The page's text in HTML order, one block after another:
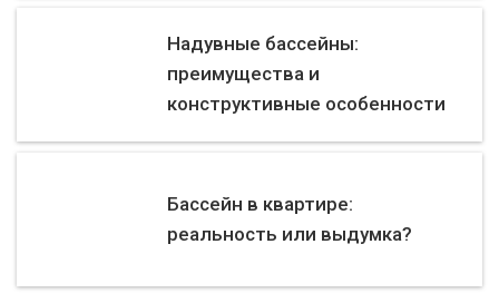
Надувные бассейны:
преимущества и
конструктивные особенности
Бассейн в квартире:
реальность или выдумка?